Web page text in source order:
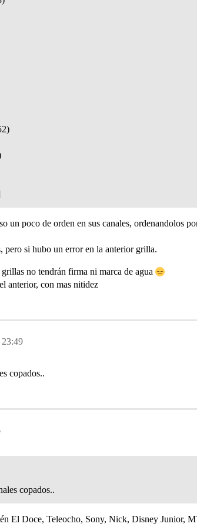
poco de orden en sus canales, ordenandolos
pero si hubo un error en la anterior grilla.
no tendrán firma ni marca de agua
anterior, con mas nitidez
copados..
copados..
El Doce, Teleocho, Sony, Nick, Disney